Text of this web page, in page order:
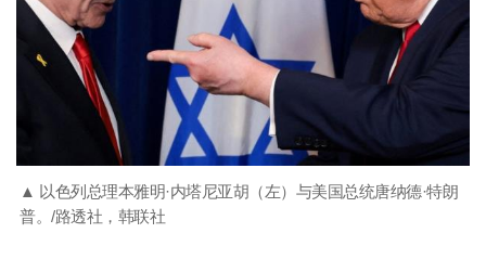
▲ 以色列总理本雅明·内塔尼亚胡（左）与美国总统唐纳德·特朗
普。/路透社，韩联社